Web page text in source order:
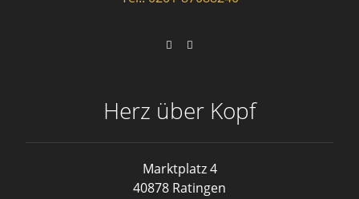
Herz über Kopf
Marktplatz 4
40878 Ratingen